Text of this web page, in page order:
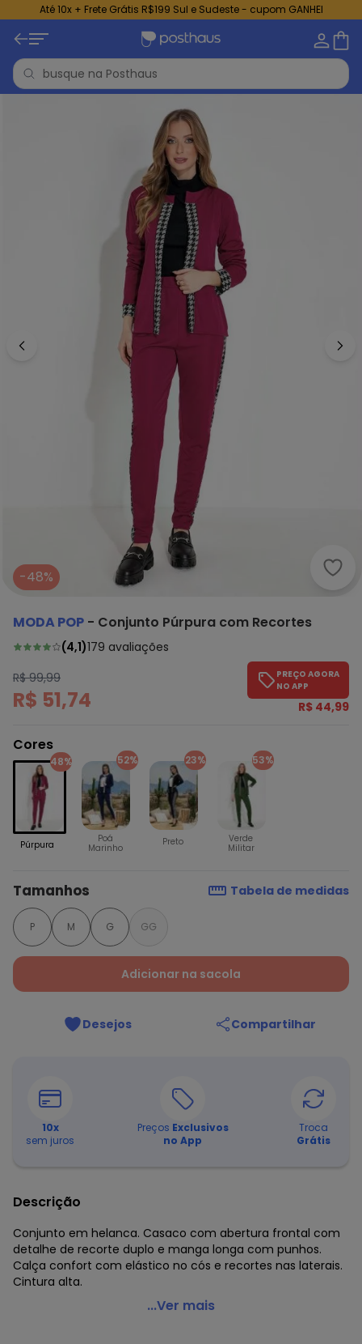
Até 10x + Frete Grátis R$199 Sul e Sudeste - cupom GANHEI
-48%
MODA POP - Conjunto Púrpura com Recortes
(4,1)179 avaliações
R$ 99,99
R$ 51,74
PREÇO AGORA
NO APP
R$ 44,99
Cores
48%
Púrpura
52%
Poá
Marinho
23%
Preto
53%
Verde
Militar
Tamanhos Tabela de medidas
P M G GG
Adicionar na sacola
Desejos Compartilhar
10x
sem juros
Preços Exclusivos
no App
Troca
Grátis
Descrição
Conjunto em helanca. Casaco com abertura frontal com
detalhe de recorte duplo e manga longa com punhos.
Calça confort com elástico no cós e recortes nas laterais.
Cintura alta.
Moda Pop - Conjunto Púrpura com Recortes
...Ver mais